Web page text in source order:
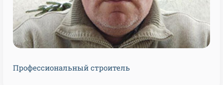
Профессиональный строитель